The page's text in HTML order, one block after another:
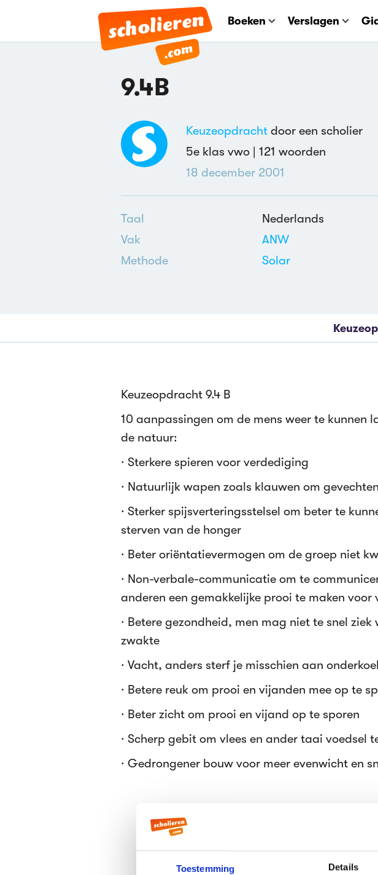
Toestemming Details
Boeken Verslagen
9.4B
Keuzeopdracht door een scholier
5e klas vwo | 121 woorden
18 december 2001
Taal
Nederlands
Vak
ANW
Methode
Solar
Keuzeopdracht 9.4 B
10 aanpassingen om de mens weer te kunnen
de natuur:
· Sterkere spieren voor verdediging
· Natuurlijk wapen zoals klauwen om
· Sterker spijsverteringsstelsel om beter te
sterven van de honger
· Beter oriëntatievermogen om de groep niet
· Non-verbale-communicatie om te
anderen een gemakkelijke prooi te maken voor
· Betere gezondheid, men mag niet te snel ziek
zwakte
· Vacht, anders sterf je misschien aan
· Betere reuk om prooi en vijanden mee op te
· Beter zicht om prooi en vijand op te sporen
· Scherp gebit om vlees en ander taai voedsel
· Gedrongener bouw voor meer evenwicht en